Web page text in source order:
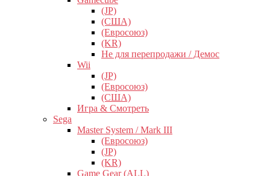
(JP)
(США)
(Евросоюз)
(KR)
Не для перепродажи / Демос
Wii
(JP)
(Евросоюз)
(США)
Игра & Смотреть
Sega
Master System / Mark III
(Евросоюз)
(JP)
(KR)
Game Gear (ALL)